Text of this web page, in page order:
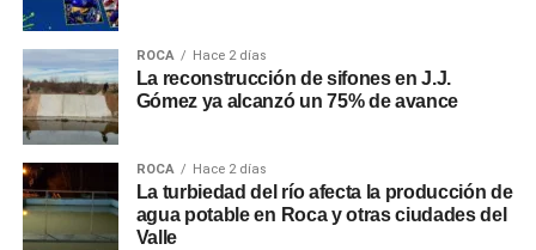
ROCA Hace 2 días
La reconstrucción de sifones en J.J.
Gómez ya alcanzó un 75% de avance
ROCA Hace 2 días
La turbiedad del río afecta la producción de
agua potable en Roca y otras ciudades del
Valle